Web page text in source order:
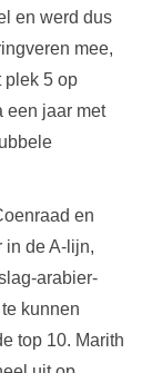
en werd dus
mee,
plek 5 op
een jaar met
en
in de A-lijn,
arabier-
kunnen
top 10. Marith